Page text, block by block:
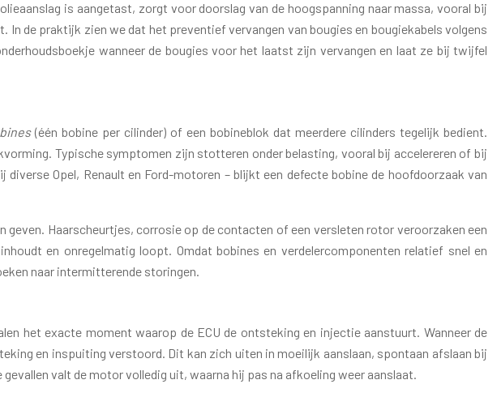
is aangetast, zorgt voor doorslag van de hoogspanning naar massa, vooral bij
de praktijk zien we dat het preventief vervangen van bougies en bougiekabels volgens
wanneer de bougies voor het laatst zijn vervangen en laat ze bij twijfel
(één bobine per cilinder) of een bobineblok dat meerdere cilinders tegelijk bedient.
Typische symptomen zijn stotteren onder belasting, vooral bij accelereren of bij
Opel, Renault en Ford-motoren – blijkt een defecte bobine de hoofdoorzaak van
Haarscheurtjes, corrosie op de contacten of een versleten rotor veroorzaken een
en onregelmatig loopt. Omdat bobines en verdelercomponenten relatief snel en
naar intermitterende storingen.
het exacte moment waarop de ECU de ontsteking en injectie aanstuurt. Wanneer de
en inspuiting verstoord. Dit kan zich uiten in moeilijk aanslaan, spontaan afslaan bij
valt de motor volledig uit, waarna hij pas na afkoeling weer aanslaat.